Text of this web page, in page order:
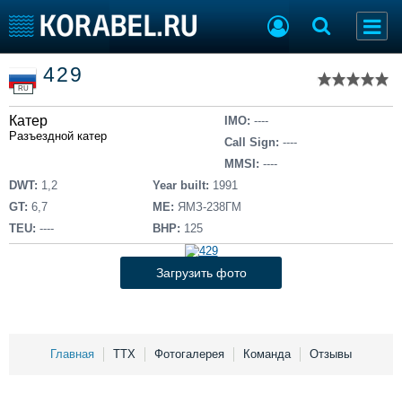
Тип судна
Добавить судно
Добавить проект
Последние 100
Пульс
Новости
Компании
Репутация
Торговая площадка
Доска объявлений
Продажа флота
Оборудование
Изделия
Материалы
Услуги
RU
429
Катер
Разъездной катер
IMO: ----
Call Sign: ----
MMSI: ----
DWT: 1,2
GT: 6,7
TEU: ----
Year built: 1991
ME: ЯМЗ-238ГМ
BHP: 125
Загрузить фото
Главная ТТХ Фотогалерея Команда Отзывы